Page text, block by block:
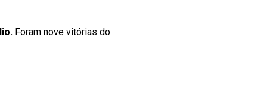
Foram nove vitórias do